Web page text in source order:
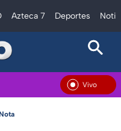
Azteca 7 Deportes
En Vivo